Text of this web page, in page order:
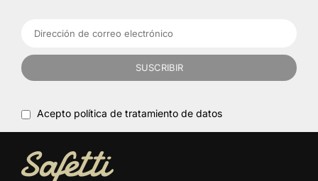
SUSCRIBIR
Acepto política de tratamiento de datos